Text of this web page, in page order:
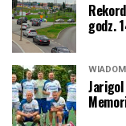
godz.
Jarigol